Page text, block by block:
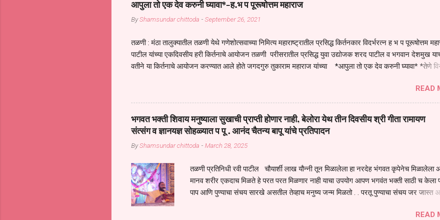
आपुला तो एक देव करुनी घ्यावा*-ह.भ प पूरूषोत्तम महाराज
ByShamsundar chittoda -September 26, 2021
तळणी : मंठा तालुक्यातील तळणी येथे गणेशोत्सवाच्या निमित्य महाराष्ट्रातील प्रसिद्ध किर्तनकार विदर्भरत्न ह भ प पूरूषोत्तम
पाटील यांच्या एकदिवसीय हरी किर्तनाचे आयोजन तळणी परीसरातील प्रसिद्ध युवा उद्योजक शरद पाटील व भगवान देशमुख
वतीने या किर्तनाचे आयोजन करण्यात आले होते जगदगुरु तुकाराम महाराज यांच्या *आपुला तो एक देव करुनी घ्यावा* *तेणे
जातीच्या परीक्षेचा काळ आहे धर्ममंडपात बसलेली लोक ही खरच भाग्यवान आहेत कोरोना सारख्या महामारीत आपंण जिवंत आहोत
महामारीतून जर आपल्याला वाचायचे असेल तर धार्मीक विचाराचा आधार आपल्याला घ्यावाच लागेल महामारीच्या काळात वारकरी
सप्रदायच खूप मोठा आधार आहे सध्य स्थितीत मानव जातीची मानसीक अवस्था सक्षम असणे गरजेचे आहे कोरोना ने मानवी
गरजा कीती कमी आहेत यांची जाणीव आपल्या सगळ्याना करून दीली आहे मनुष्याच्या आयुष्यातील नामसाधना ही त्याच्यासाठी
आधार असते परतू आज काल तीच साधना करण्याचा आळस आ...
READ
भगवत भक्ती शिवाय मनुष्याला सुखाची प्राप्ती होणार नाही, बेलोरा येथ तीन दिवसीय श्री गीता रामायण
संत्संग व ज्ञानयज्ञ सोहळ्यात प पू . आनंद चैतन्य बापू यांचे प्रतिपादन
ByShamsundar chittoda -March 28, 2025
तळणी प्रतिनिधी रवी पाटील चौयार्शी लाख यौन्नी तून मिळालेला हा नरदेह भंगवत कृपेनेच मिळालेला
मानव शरीर एकदाच मिळते हे परत परत मिळणार नाही याचा उपयोग आपण भगवंत भक्ती साठी च केला
पाप आणि पुण्याचा संचय सारखे असतील तेव्हाच मनुष्य जन्म मिळतो . . परतू पुण्याचा संचय जर जास्त
शरिराला इंतर सुंगधाचे व्यसन लागण्यापेक्षा भगवत भंक्ती चे व व्यसन लावा म्हणजे या नरदेहाचा उपयोग
READ